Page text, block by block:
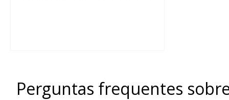
Perguntas frequentes